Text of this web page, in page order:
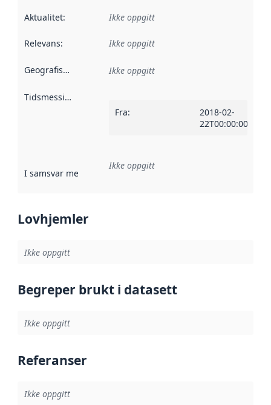
Aktualitet: Ikke oppgitt
Relevans: Ikke oppgitt
Geografisk avgrensning :
Ikke oppgitt
Tidsmessig avgrensning
Fra:
2018-02-
22T00:00:00Z
I samsvar med Referanse til en implementasjonsregel
Ikke oppgitt
Lovhjemler
Ikke oppgitt
Begreper brukt i datasett
Ikke oppgitt
Referanser
Ikke oppgitt